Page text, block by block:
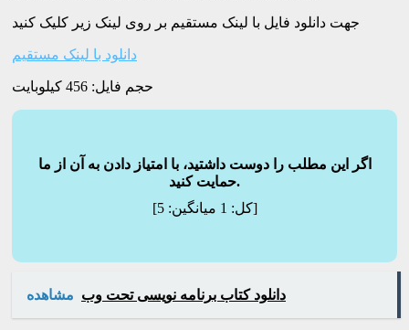
جهت دانلود فایل با لینک مستقیم بر روی لینک زیر کلیک کنید
دانلود با لینک مستقیم
حجم فایل: 456 کیلوبایت
اگر این مطلب را دوست داشتید، با امتیاز دادن به آن از ما
حمایت کنید.
[کل: 1 میانگین:5 ]
مشاهده دانلود کتاب برنامه نویسی تحت وب